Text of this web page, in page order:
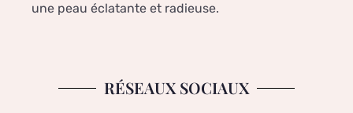
une peau éclatante et radieuse.
RÉSEAUX SOCIAUX